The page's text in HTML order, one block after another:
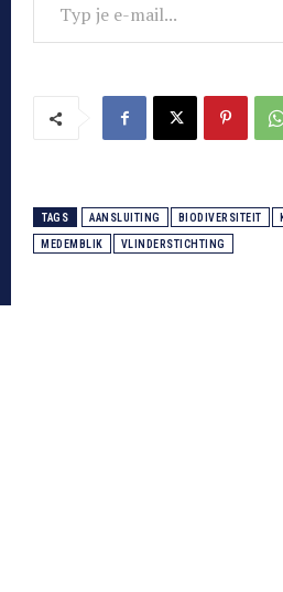
TAGS AANSLUITING BIODIVERSITEIT
MEDEMBLIK VLINDERSTICHTING